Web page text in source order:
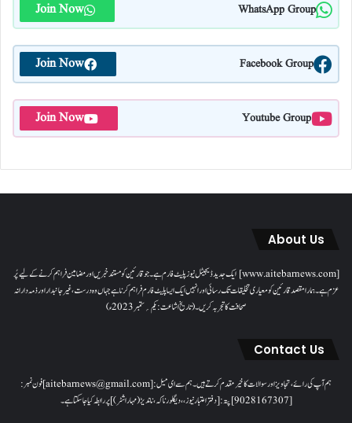
WhatsApp Group
Join Now
Facebook Group
Join Now
Youtube Group
Join Now
About Us
[www.aitebarnews.com] ایک جدید ڈیجیٹل نیوز پلیٹ فارم ہے۔ جو قارئین کو مستند خبریں اور مضامین فراہم کرنے کے لیے پُر
عزم ہے۔ ہمارا مقصدقارئین کو معیاری تخلیقات تک رسائی اور انہیں ایک ایسا پلیٹ فارم فراہم کرنا ہے جہاں وہ درست، غیر جانبدار اور ذمہ دارانہ
صحافت کا تجربہ کریں۔( تاریخ اشاعت : یکم؍ ستمبر 2023ء)
Contact Us
ہم آپ کی رائے، تجاویز اور سوالات کا خیرمقدم کرتے ہیں۔ ہم سےای میل: [aitebarnews@gmail.com]فون نمبر:
[9028167307]پتہ: [دفتر اعتبار نیوز، ، دیگلور ناکہ، ناندیڑ(مہاراشٹر) ] پر رابطہ کیا جاسکتا ہے۔